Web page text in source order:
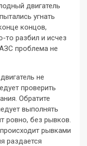
двигатель
угнать
концов,
то разбил и исчез
проблема не
не
проверить
Обратите
выполнять
ровно, без рывков.
рывками
раздается